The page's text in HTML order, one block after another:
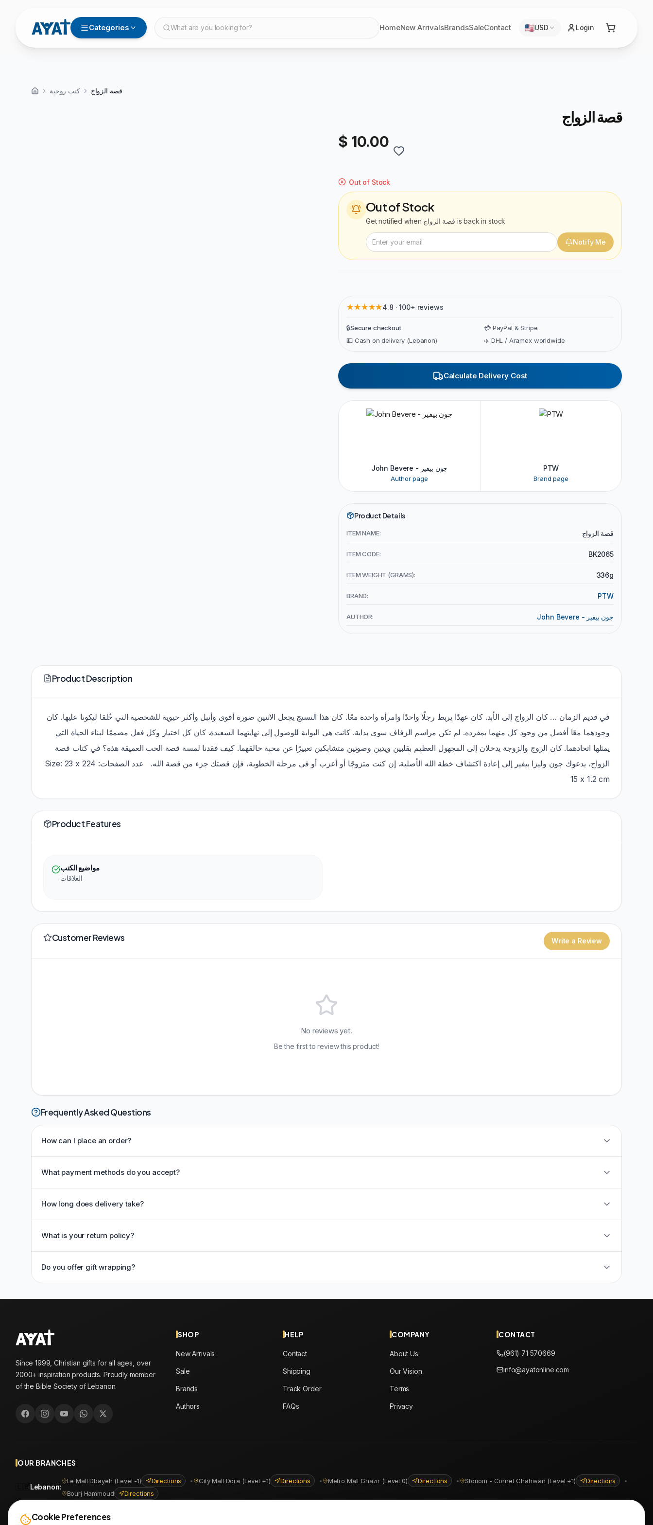
Categories What are you looking for? HomeNew ArrivalsBrandsSaleContact USD Login
كتب روحية قصة الزواج
قصة الزواج
$ 10.00
Out of Stock
Out of Stock
Get notified when قصة الزواج is back in stock
Notify Me
★★★★★4.8 · 100+ reviews
🔒Secure checkout
💳 PayPal & Stripe
💵 Cash on delivery (Lebanon)
✈️ DHL / Aramex worldwide
Calculate Delivery Cost
John Bevere - جون بيفير
Author page
PTW
Brand page
Product Details
ITEM NAME: قصة الزواج
ITEM CODE: BK2065
ITEM WEIGHT (GRAMS): 336g
BRAND: PTW
AUTHOR: John Bevere - جون بيفير
Product Description
في قديم الزمان … كان الزواج إلى الأبد. كان عهدًا يربط رجلًا واحدًا وامرأة واحدة معًا. كان هذا النسيج يجعل الاثنين صورة أقوى وأنبل وأكثر حيوية للشخصية التي خُلقا ليكونا عليها. كان
وجودهما معًا أفضل من وجود كل منهما بمفرده. لم تكن مراسم الزفاف سوى بداية. كانت هي البوابة للوصول إلى نهايتهما السعيدة. كان كل اختيار وكل فعل مصممًا لبناء الحياة التي
يمثلها اتحادهما. كان الزوج والزوجة يدخلان إلى المجهول العظيم بقلبين ويدين وصوتين متشابكين تعبيرًا عن محبة خالقهما. كيف فقدنا لمسة قصة الحب العميقة هذه؟ في كتاب قصة
الزواج، يدعوك جون وليزا بيفير إلى إعادة اكتشاف خطة الله الأصلية. إن كنت متزوجًا أو أعزب أو في مرحلة الخطوبة، فإن قصتك جزء من قصة الله. عدد الصفحات: 224 Size: 23 x
15 x 1.2 cm
Product Features
مواضيع الكتب
العلاقات
Customer Reviews Write a Review
No reviews yet.
Be the first to review this product!
Frequently Asked Questions
How can I place an order?
What payment methods do you accept?
How long does delivery take?
What is your return policy?
Do you offer gift wrapping?
Since 1999, Christian gifts for all ages, over
2000+ inspiration products. Proudly member
of the Bible Society of Lebanon.
SHOP
New Arrivals
Sale
Brands
Authors
HELP
Contact
Shipping
Track Order
FAQs
COMPANY
About Us
Our Vision
Terms
Privacy
CONTACT
(961) 71 570669
info@ayatonline.com
OUR BRANCHES
Lebanon:
Le Mall Dbayeh (Level -1) Directions • City Mall Dora (Level +1) Directions • Metro Mall Ghazir (Level 0) Directions • Storiom - Cornet Chahwan (Level +1) Directions
•
Bourj Hammoud
Directions
Cookie Preferences